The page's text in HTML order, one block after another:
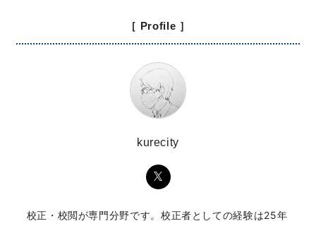
［ Profile ］
kurecity
校正・校閲が専門分野です。校正者としての経験は25年